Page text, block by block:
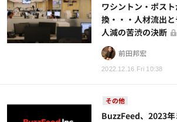
2022.12.16 Fri 10:38
ワシントン・ポス
換・・・人材流出
人減の苦渋の決断
前田邦宏
その他
BuzzFeed、2023